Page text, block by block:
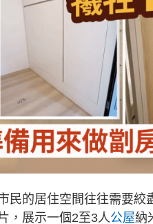
民的居住空間往往需要
，展示一個2至3人公屋納